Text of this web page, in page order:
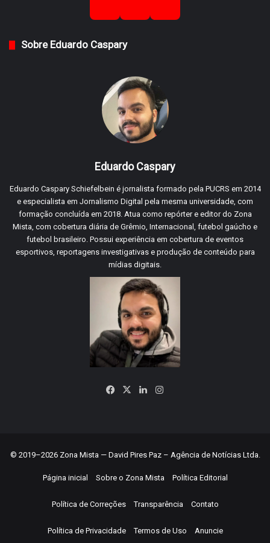
Sobre Eduardo Caspary
Eduardo Caspary
Eduardo Caspary Schiefelbein é jornalista formado pela PUCRS em 2014
e especialista em Jornalismo Digital pela mesma universidade, com
formação concluída em 2018. Atua como repórter e editor do Zona
Mista, com cobertura diária de Grêmio, Internacional, futebol gaúcho e
futebol brasileiro. Possui experiência em cobertura de eventos
esportivos, reportagens investigativas e produção de conteúdo para
mídias digitais.
Facebook
X LinkedinInstagram
© 2019–2026 Zona Mista — David Pires Paz – Agência de Notícias Ltda.
Página inicial Sobre o Zona Mista Política Editorial
Política de Correções Transparência Contato
Política de Privacidade Termos de Uso Anuncie